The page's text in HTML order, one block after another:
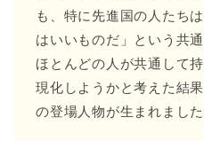
も、特に先進国の人たち
はいいものだ」という共
ほとんどの人が共通して
現化しようかと考えた結
の登場人物が生まれました